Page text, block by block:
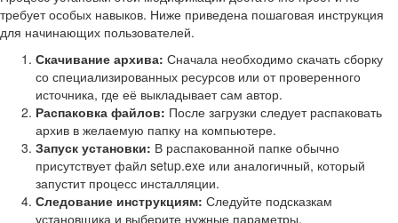
требует особых навыков. Ниже приведена пошаговая инструкция
для начинающих пользователей.
Скачивание архива: Сначала необходимо скачать сборку
со специализированных ресурсов или от проверенного
источника, где её выкладывает сам автор.
Распаковка файлов: После загрузки следует распаковать
архив в желаемую папку на компьютере.
Запуск установки: В распакованной папке обычно
присутствует файл setup.exe или аналогичный, который
запустит процесс инсталляции.
Следование инструкциям: Следуйте подсказкам
установщика и выберите нужные параметры.